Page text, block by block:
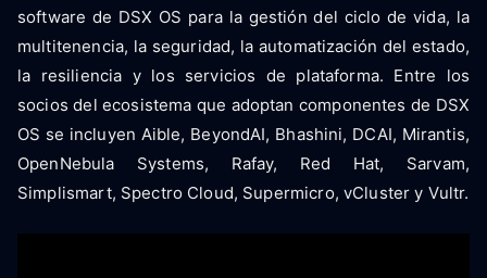
software de DSX OS para la gestión del ciclo de vida, la
multitenencia, la seguridad, la automatización del estado,
la resiliencia y los servicios de plataforma. Entre los
socios del ecosistema que adoptan componentes de DSX
OS se incluyen Aible, BeyondAI, Bhashini, DCAI, Mirantis,
OpenNebula Systems, Rafay, Red Hat, Sarvam,
Simplismart, Spectro Cloud, Supermicro, vCluster y Vultr.